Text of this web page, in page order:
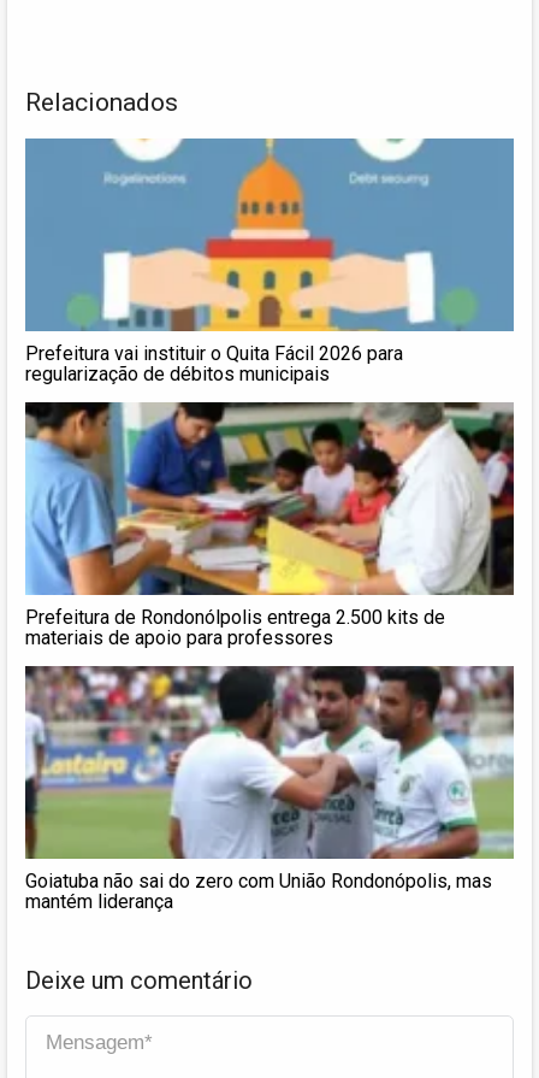
Relacionados
Prefeitura vai instituir o Quita Fácil 2026 para
regularização de débitos municipais
Prefeitura de Rondonólpolis entrega 2.500 kits de
materiais de apoio para professores
Goiatuba não sai do zero com União Rondonópolis, mas
mantém liderança
Deixe um comentário